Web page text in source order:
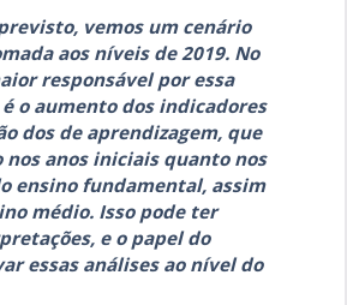
vemos um cenário
aos níveis de 2019. No
responsável por essa
o aumento dos indicadores
dos de aprendizagem, que
anos iniciais quanto nos
ensino fundamental, assim
médio. Isso pode ter
e o papel do
essas análises ao nível do